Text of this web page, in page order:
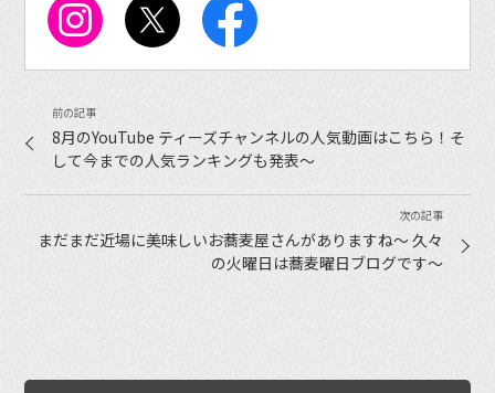
8月のYouTube ティーズチャンネルの人気動画はこちら！そ
して今までの人気ランキングも発表〜
まだまだ近場に美味しいお蕎麦屋さんがありますね〜 久々
の火曜日は蕎麦曜日ブログです〜